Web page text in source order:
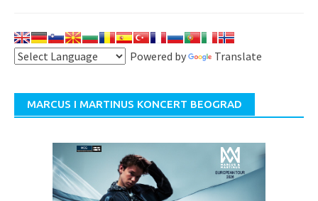
Powered by Translate
MARCUS I MARTINUS KONCERT BEOGRAD